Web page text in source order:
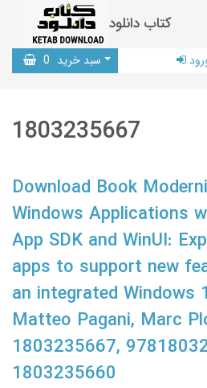
کتاب دانلود
سبد خرید 0
1803235667
Download Book
Windows Applications
App SDK and WinUI:
apps to support new
an integrated Windows
Matteo Pagani, Marc
1803235667,
1803235660